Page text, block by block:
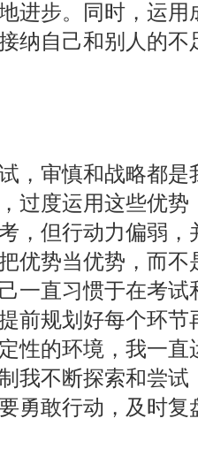
进步。同时，运
纳自己和别人的
，审慎和战略都
过度运用这些优
，但行动力偏弱
优势当优势，而
一直习惯于在考
前规划好每个环
性的环境，我一
我不断探索和尝
勇敢行动，及时复